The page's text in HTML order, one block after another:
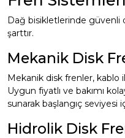
Dağ bisikletlerinde güvenli
şarttır.
Mekanik Disk
Mekanik disk frenler, kablo
Uygun fiyatlı ve bakımı
sunarak başlangıç seviyesi
Hidrolik Disk